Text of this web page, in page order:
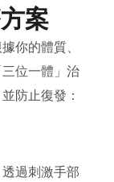
案
你的體質、
位一體」治
防止復發：
過刺激手部